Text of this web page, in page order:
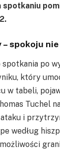
spokoju nie
po
który
w tabeli,
Tuchel
i
według